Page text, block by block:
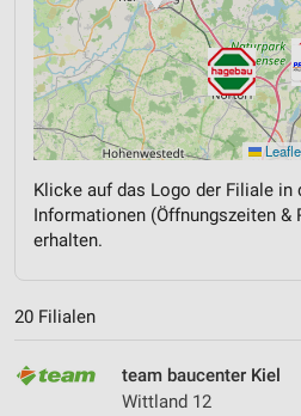
Klicke auf das Logo der Filiale in
Informationen (Öffnungszeiten &
erhalten.
20 Filialen
team baucenter Kiel
Wittland 12